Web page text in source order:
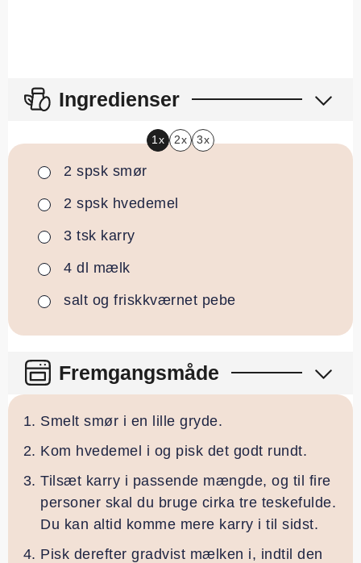
Ingredienser
1x 2x 3x
▢
2 spsk smør
▢
2 spsk hvedemel
▢
3 tsk karry
▢
4 dl mælk
▢
salt og friskkværnet pebe
Fremgangsmåde
Smelt smør i en lille gryde.
Kom hvedemel i og pisk det godt rundt.
Tilsæt karry i passende mængde, og til fire
personer skal du bruge cirka tre teskefulde.
Du kan altid komme mere karry i til sidst.
Pisk derefter gradvist mælken i, indtil den